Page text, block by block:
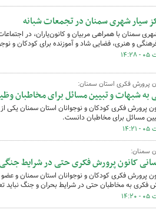
سیار شهری سمنان در تجمعات شبانه
سمنان با همراهی مربیان و کانون‌یاران، در
و هنری، فضایی شاد و آموزنده برای کودکان و
پرورش فکری استان سمنان:
به شبهات و تبیین مسائل برای مخاطبان
پرورش فکری کودکان و نوجوانان استان سمنان یکی
مسائل برای مخاطبان دانست.
سمنان:
کانون پرورش فکری حتی در شرایط جنگی
پرورش فکری کودکان و نوجوانان استان سمنان و
فکری به مخاطبان حتی در شرایط بحران و جنگ نباید